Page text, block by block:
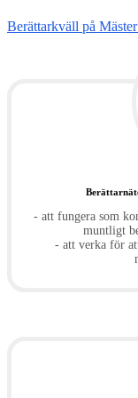
Berättarkväll på
- att fungera som
muntligt
- att verka för